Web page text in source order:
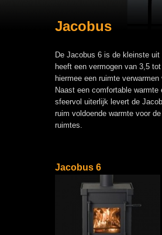
Jacobus
De Jacobus 6 is de kleinste uit
heeft een vermogen van 3,5
hiermee een ruimte verwarmen
Naast een comfortable warmte
sfeervol uiterlijk levert de
ruim voldoende warmte voor
ruimtes.
Jacobus 6